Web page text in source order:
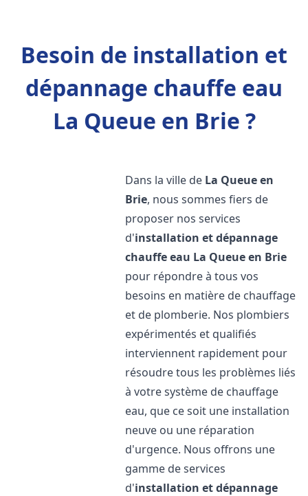
Besoin de installation et
dépannage chauffe eau
La Queue en Brie ?
Dans la ville de La Queue en
Brie, nous sommes fiers de
proposer nos services
d'installation et dépannage
chauffe eau La Queue en Brie
pour répondre à tous vos
besoins en matière de chauffage
et de plomberie. Nos plombiers
expérimentés et qualifiés
interviennent rapidement pour
résoudre tous les problèmes liés
à votre système de chauffage
eau, que ce soit une installation
neuve ou une réparation
d'urgence. Nous offrons une
gamme de services
d'installation et dépannage